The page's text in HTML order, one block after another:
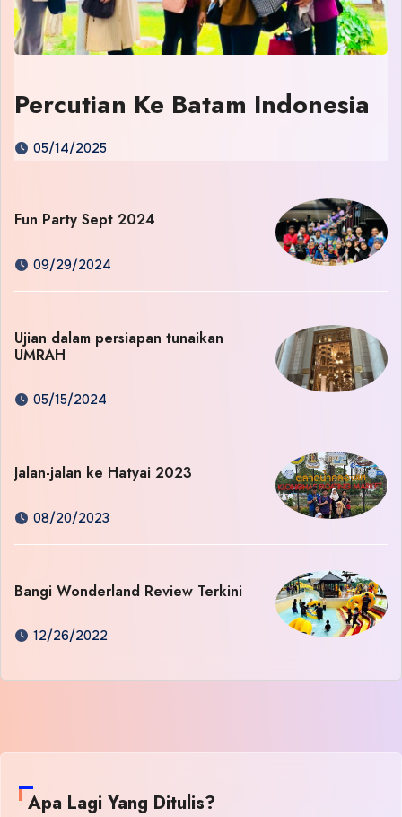
Percutian Ke Batam Indonesia
05/14/2025
Fun Party Sept 2024
09/29/2024
Ujian dalam persiapan tunaikan
UMRAH
05/15/2024
Jalan-jalan ke Hatyai 2023
08/20/2023
Bangi Wonderland Review Terkini
12/26/2022
Apa Lagi Yang Ditulis?